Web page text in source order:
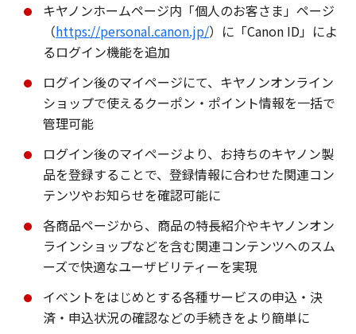
キヤノンホームページ内「個人のお客さま」ページ
（https://personal.canon.jp/）に「Canon ID」によ
るログイン機能を追加
ログイン後のマイページにて、キヤノンオンライン
ショップで使えるクーポン・ポイント情報を一括で
管理可能
ログイン後のマイページより、お持ちのキヤノン製
品を登録することで、登録情報に合わせた関連コン
テンツやお知らせを確認可能に
各商品ページから、商品の特長紹介やキヤノンオン
ラインショップなどを含む関連コンテンツへのスム
ーズで快適なユーザビリティーを実現
イベントをはじめとする各種サービスの申込・決
済・申込状況の確認などの手続きをより簡単に